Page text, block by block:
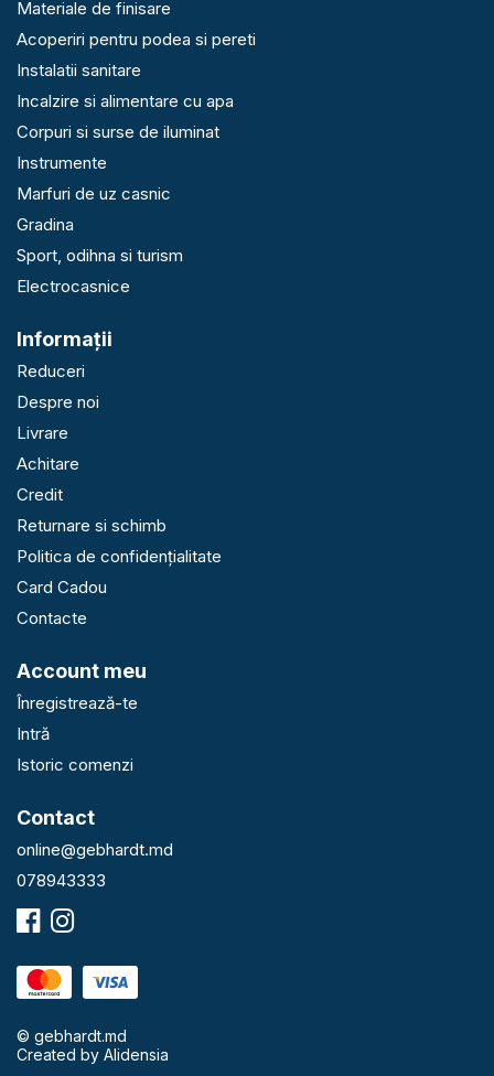
Materiale de finisare
Acoperiri pentru podea si pereti
Instalatii sanitare
Incalzire si alimentare cu apa
Corpuri si surse de iluminat
Instrumente
Marfuri de uz casnic
Gradina
Sport, odihna si turism
Electrocasnice
Informaţii
Reduceri
Despre noi
Livrare
Achitare
Credit
Returnare si schimb
Politica de confidențialitate
Card Cadou
Contacte
Account meu
Înregistrează-te
Intră
Istoric comenzi
Contact
online@gebhardt.md
078943333
© gebhardt.md
Created by Alidensia